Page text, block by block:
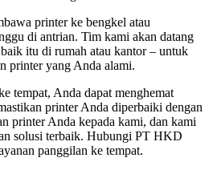
printer ke bengkel atau
di antrian. Tim kami akan datang
itu di rumah atau kantor – untuk
printer yang Anda alami.
tempat, Anda dapat menghemat
printer Anda diperbaiki dengan
printer Anda kepada kami, dan kami
solusi terbaik. Hubungi PT HKD
panggilan ke tempat.